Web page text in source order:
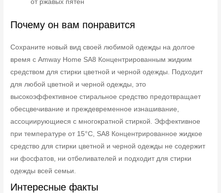
от ржавых пятен
Почему он вам понравится
Сохраните новый вид своей любимой одежды на долгое
время с Amway Home SA8 Концентрированным жидким
средством для стирки цветной и черной одежды. Подходит
для любой цветной и черной одежды, это
высокоэффективное стиральное средство предотвращает
обесцвечивание и преждевременное изнашивание,
ассоциирующиеся с многократной стиркой. Эффективное
при температуре от 15°C, SA8 Концентрированное жидкое
средство для стирки цветной и черной одежды не содержит
ни фосфатов, ни отбеливателей и подходит для стирки
одежды всей семьи.
Интересные факты